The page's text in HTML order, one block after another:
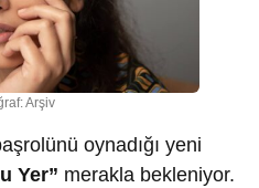
Arşiv
oynadığı yeni
Yer” merakla bekleniyor.